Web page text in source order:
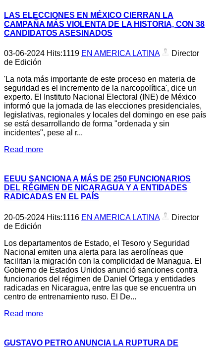
LAS ELECCIONES EN MÉXICO CIERRAN LA
CAMPAÑA MÁS VIOLENTA DE LA HISTORIA, CON 38
CANDIDATOS ASESINADOS
03-06-2024 Hits:1119 EN AMERICA LATINA
Director
de Edición
'La nota más importante de este proceso en materia de
seguridad es el incremento de la narcopolítica', dice un
experto. El Instituto Nacional Electoral (INE) de México
informó que la jornada de las elecciones presidenciales,
legislativas, regionales y locales del domingo en ese país
se está desarrollando de forma "ordenada y sin
incidentes", pese al r...
Read more
EEUU SANCIONA A MÁS DE 250 FUNCIONARIOS
DEL RÉGIMEN DE NICARAGUA Y A ENTIDADES
RADICADAS EN EL PAÍS
20-05-2024 Hits:1116 EN AMERICA LATINA
Director
de Edición
Los departamentos de Estado, el Tesoro y Seguridad
Nacional emiten una alerta para las aerolíneas que
facilitan la migración con la complicidad de Managua. El
Gobierno de Estados Unidos anunció sanciones contra
funcionarios del régimen de Daniel Ortega y entidades
radicadas en Nicaragua, entre las que se encuentra un
centro de entrenamiento ruso. El De...
Read more
GUSTAVO PETRO ANUNCIA LA RUPTURA DE